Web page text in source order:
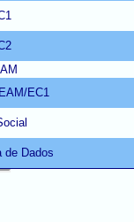
EC1
de Dados